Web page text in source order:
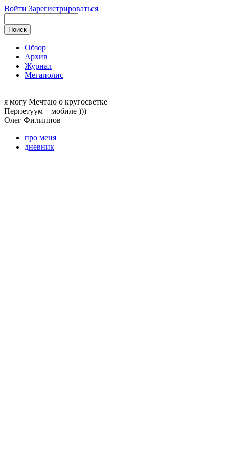
Войти Зарегистрироваться
Обзор
Архив
Журнал
Мегаполис
я могу Мечтаю о кругосветке
Перпетуум – мобиле )))
Олег Филиппов
про меня
дневник